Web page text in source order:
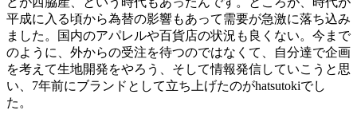
平成に入る頃から為替の影響もあって需要が急激に落ち込み
ました。国内のアパレルや百貨店の状況も良くない。今まで
のように、外からの受注を待つのではなくて、自分達で企画
を考えて生地開発をやろう、そして情報発信していこうと思
い、7年前にブランドとして立ち上げたのがhatsutokiでし
た。